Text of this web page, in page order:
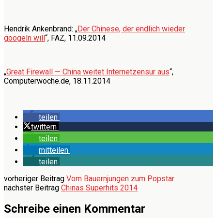
Hendrik Ankenbrand: „Der Chinese, der endlich wieder
googeln will“, FAZ, 11.09.2014
„Great Firewall — China weitet Internetzensur aus“,
Computerwoche.de, 18.11.2014
teilen
twittern
teilen
mitteilen
teilen
vorheriger Beitrag Vom Bauernjungen zum Popstar
nächster Beitrag Chinas Superhits 2014
Schreibe einen Kommentar